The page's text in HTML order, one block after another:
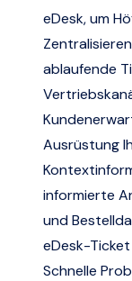
eDesk, um
ablaufende
Ausrüstung
informierte
und
eDesk-
Schnelle